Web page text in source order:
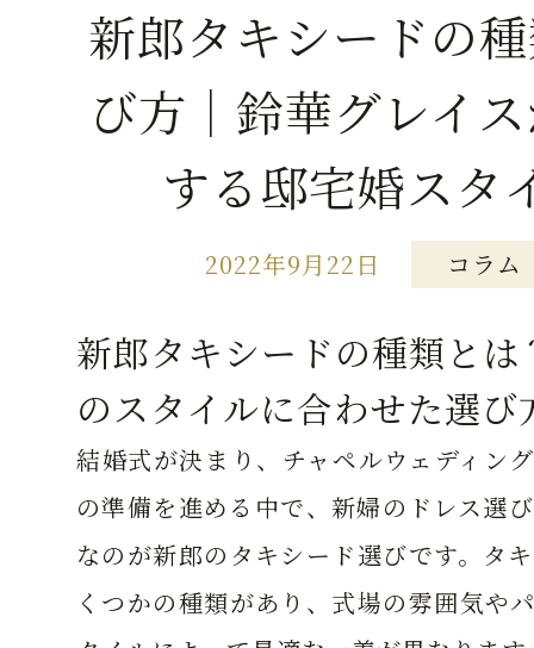
新郎タキシードの
び方｜鈴華グレイ
する邸宅婚スタ
2022年9月22日 コラム
新郎タキシードの種類とは
のスタイルに合わせた選び
結婚式が決まり、チャペルウェディン
の準備を進める中で、新婦のドレス選
なのが新郎のタキシード選びです。タ
くつかの種類があり、式場の雰囲気や